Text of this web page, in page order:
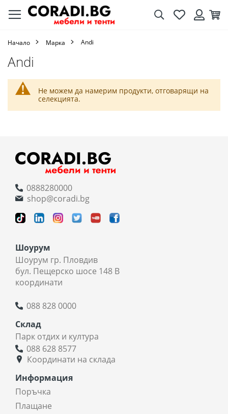
ТърсенеЛюбими
Начало Марка Andi
Andi
Не можем да намерим продукти, отговарящи на
селекцията.
0888280000
shop@coradi.bg
Шоурум
Шоурум гр. Пловдив
бул. Пещерско шосе 148 В
координати
088 828 0000
Склад
Парк отдих и култура
088 628 8577
Координати на склада
Информация
Поръчка
Плащане